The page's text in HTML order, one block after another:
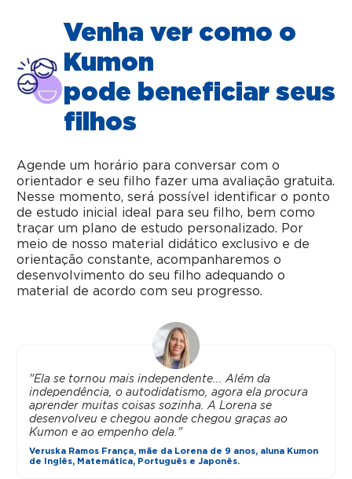
Venha ver como o
Kumon
pode beneficiar seus
filhos
Agende um horário para conversar com o
orientador e seu filho fazer uma avaliação gratuita.
Nesse momento, será possível identificar o ponto
de estudo inicial ideal para seu filho, bem como
traçar um plano de estudo personalizado. Por
meio de nosso material didático exclusivo e de
orientação constante, acompanharemos o
desenvolvimento do seu filho adequando o
material de acordo com seu progresso.
"Ela se tornou mais independente... Além da
independência, o autodidatismo, agora ela procura
aprender muitas coisas sozinha. A Lorena se
desenvolveu e chegou aonde chegou graças ao
Kumon e ao empenho dela."
Veruska Ramos França, mãe da Lorena de 9 anos, aluna Kumon
de Inglês, Matemática, Português e Japonês.